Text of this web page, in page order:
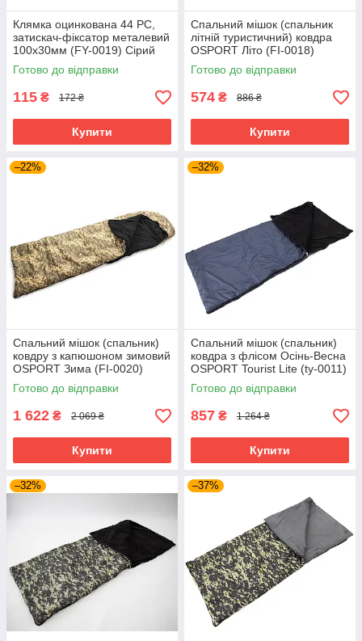
Клямка оцинкована 44 PC,
затискач-фіксатор металевий
100х30мм (FY-0019) Сірий
Готово до відправки
115 ₴ 172 ₴
Купити
Спальний мішок (спальник
літній туристичний) ковдра
OSPORT Літо (FI-0018)
Готово до відправки
574 ₴ 886 ₴
Купити
–22%
Спальний мішок (спальник)
ковдру з капюшоном зимовий
OSPORT Зима (FI-0020)
Піксель
Готово до відправки
1 622 ₴ 2 069 ₴
Купити
–32%
Спальний мішок (спальник)
ковдра з флісом Осінь-Весна
OSPORT Tourist Lite (ty-0011)
Готово до відправки
857 ₴ 1 264 ₴
Купити
–32% –37%